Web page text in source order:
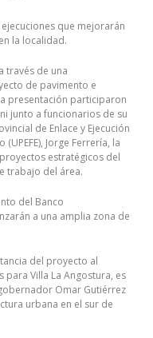
que mejorarán
la localidad.
través de una
de pavimento e
presentación participaron
junto a funcionarios de su
de Enlace y Ejecución
Jorge Ferrería, la
estratégicos del
trabajo del área.
del Banco
a una amplia zona de
del proyecto al
para Villa La Angostura, es
Omar Gutiérrez
urbana en el sur de